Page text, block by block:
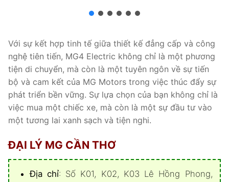
Với sự kết hợp tinh tế giữa thiết kế đẳng cấp và công
nghệ tiên tiến, MG4 Electric không chỉ là một phương
tiện di chuyển, mà còn là một tuyên ngôn về sự tiến
bộ và cam kết của MG Motors trong việc thúc đẩy sự
phát triển bền vững. Sự lựa chọn của bạn không chỉ là
việc mua một chiếc xe, mà còn là một sự đầu tư vào
một tương lai xanh sạch và tiện nghi.
ĐẠI LÝ MG CẦN THƠ
Địa chỉ: Số K01, K02, K03 Lê Hồng Phong,